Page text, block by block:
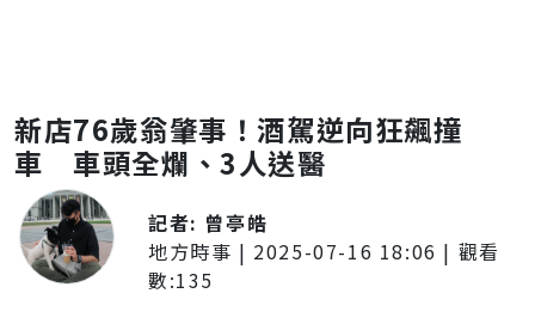
新店76歲翁肇事！酒駕逆向狂飆撞
車 車頭全爛、3人送醫
記者: 曾亭皓
地方時事 | 2025-07-16 18:06 | 觀看
數:135